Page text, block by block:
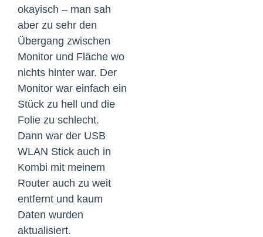
okayisch – man sah
aber zu sehr den
Übergang zwischen
Monitor und Fläche wo
nichts hinter war. Der
Monitor war einfach ein
Stück zu hell und die
Folie zu schlecht.
Dann war der USB
WLAN Stick auch in
Kombi mit meinem
Router auch zu weit
entfernt und kaum
Daten wurden
aktualisiert.